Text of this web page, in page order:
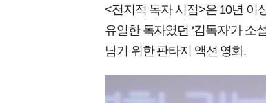
<전지적 독자 시점>은 10년 이
유일한 독자였던 ‘김독자’가 소
남기 위한 판타지 액션 영화.